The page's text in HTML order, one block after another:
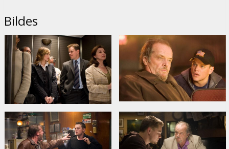
Bildes